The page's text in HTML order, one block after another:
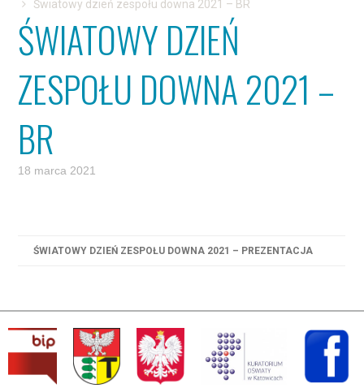
Światowy dzień zespołu downa 2021 – BR
ŚWIATOWY DZIEŃ
ZESPOŁU DOWNA 2021 –
BR
18 marca 2021
ŚWIATOWY DZIEŃ ZESPOŁU DOWNA 2021 – PREZENTACJA